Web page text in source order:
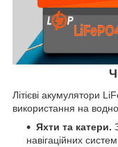
Літієві акумулятори
використання на
Яхти та катери.
навігаційних